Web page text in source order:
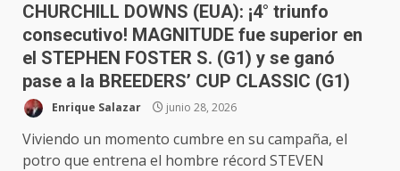
CHURCHILL DOWNS (EUA): ¡4° triunfo
consecutivo! MAGNITUDE fue superior en
el STEPHEN FOSTER S. (G1) y se ganó
pase a la BREEDERS’ CUP CLASSIC (G1)
Enrique Salazar junio 28, 2026
Viviendo un momento cumbre en su campaña, el
potro que entrena el hombre récord STEVEN